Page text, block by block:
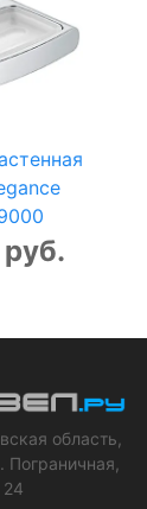
область,
Пограничная,